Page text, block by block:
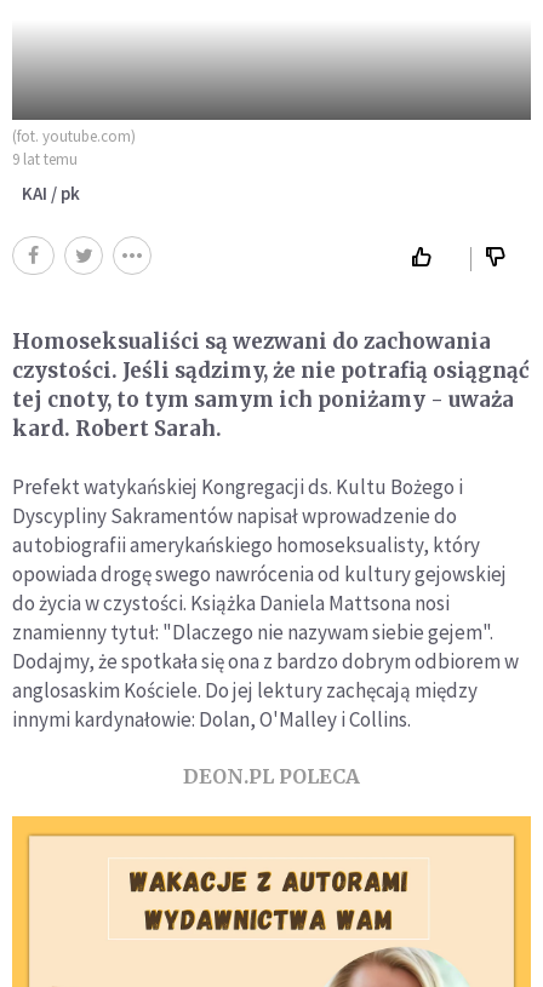
(fot. youtube.com)
9 lat temu
KAI / pk
Homoseksualiści są wezwani do zachowania
czystości. Jeśli sądzimy, że nie potrafią osiągnąć
tej cnoty, to tym samym ich poniżamy - uważa
kard. Robert Sarah.
Prefekt watykańskiej Kongregacji ds. Kultu Bożego i
Dyscypliny Sakramentów napisał wprowadzenie do
autobiografii amerykańskiego homoseksualisty, który
opowiada drogę swego nawrócenia od kultury gejowskiej
do życia w czystości. Książka Daniela Mattsona nosi
znamienny tytuł: "Dlaczego nie nazywam siebie gejem".
Dodajmy, że spotkała się ona z bardzo dobrym odbiorem w
anglosaskim Kościele. Do jej lektury zachęcają między
innymi kardynałowie: Dolan, O'Malley i Collins.
DEON.PL POLECA